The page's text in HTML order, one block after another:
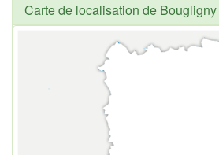
Carte de localisation de Bougligny